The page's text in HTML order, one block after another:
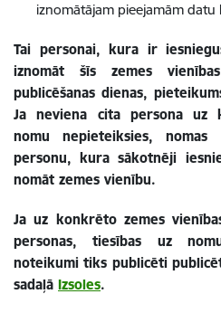
iznomātājam pieejamām datu
Tai personai, kura ir
iznomāt šīs zemes
publicēšanas dienas,
Ja neviena cita persona uz
nomu nepieteiksies,
personu, kura sākotnēji
nomāt zemes vienību.
Ja uz konkrēto zemes
personas, tiesības uz
noteikumi tiks publicēti
sadaļā Izsoles.